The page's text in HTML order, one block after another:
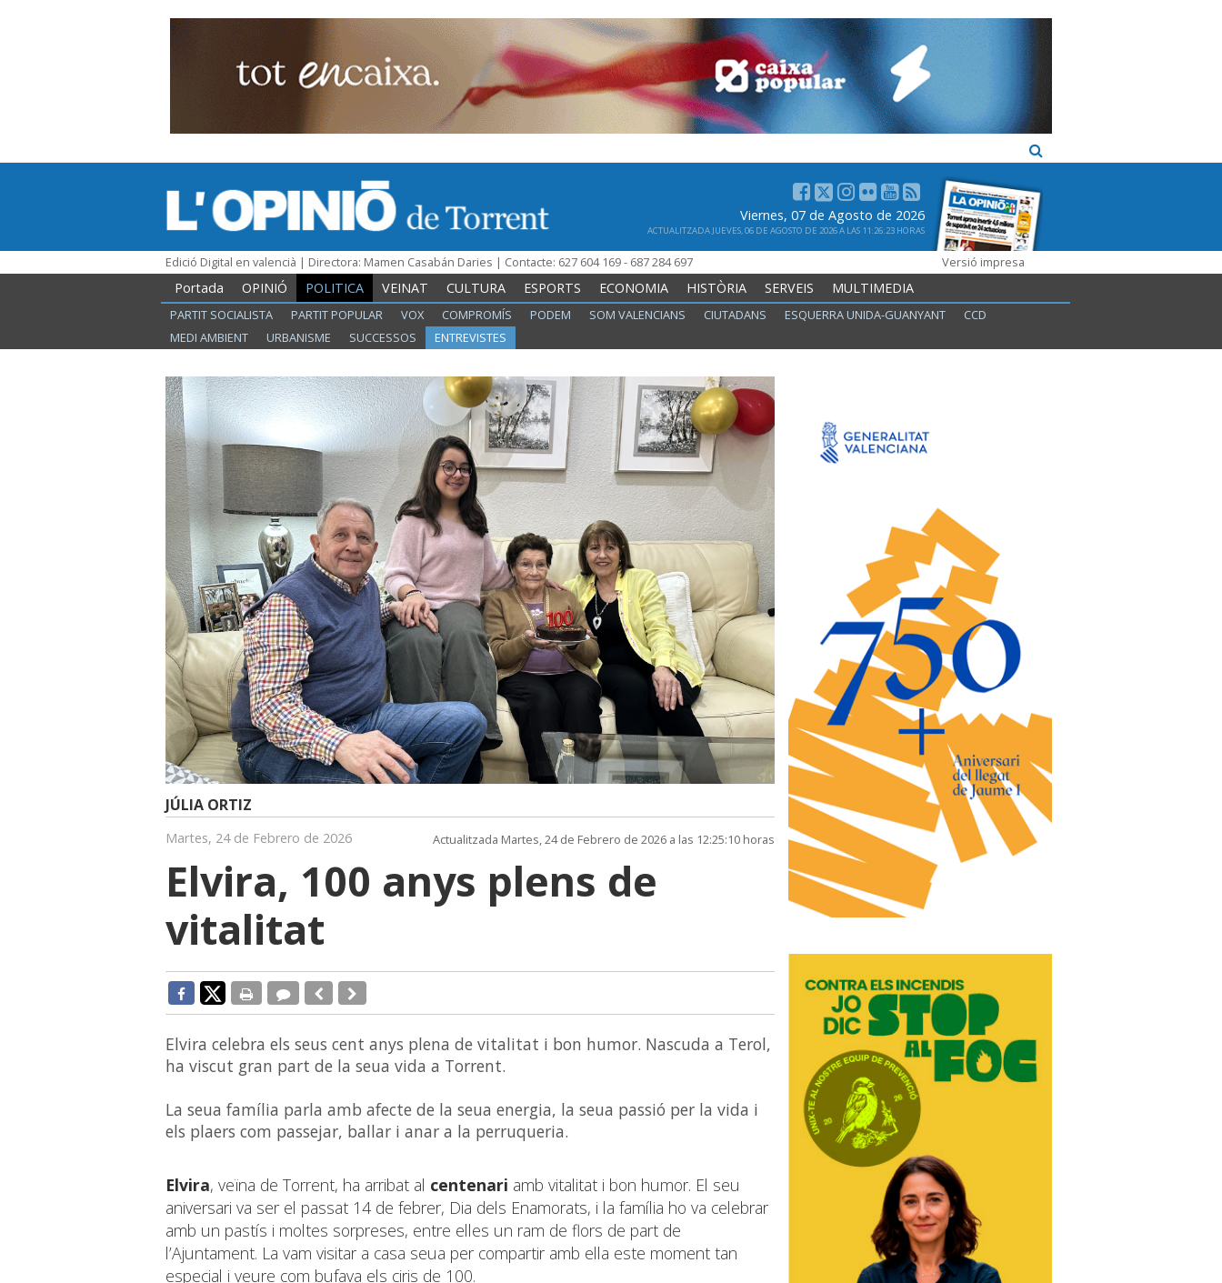
Viernes, 07 de Agosto de 2026
ACTUALITZADA JUEVES, 06 DE AGOSTO DE 2026 A LAS 11:26:23 HORAS
Edició Digital en valencià | Directora: Mamen Casabán Daries | Contacte: 627 604 169 - 687 284 697 Versió impresa
Portada OPINIÓ POLITICA VEINAT CULTURA ESPORTS ECONOMIA HISTÒRIA SERVEIS MULTIMEDIA
PARTIT SOCIALISTA PARTIT POPULAR VOX COMPROMÍS PODEM SOM VALENCIANS CIUTADANS ESQUERRA UNIDA-GUANYANT
CCD
MEDI AMBIENT
URBANISME SUCCESSOS ENTREVISTES
JÚLIA ORTIZ
Martes, 24 de Febrero de 2026 Actualitzada Martes, 24 de Febrero de 2026 a las 12:25:10 horas
Elvira, 100 anys plens de
vitalitat
Elvira celebra els seus cent anys plena de vitalitat i bon humor. Nascuda a Terol,
ha viscut gran part de la seua vida a Torrent.
La seua família parla amb afecte de la seua energia, la seua passió per la vida i
els plaers com passejar, ballar i anar a la perruqueria.
Elvira, veïna de Torrent, ha arribat al centenari amb vitalitat i bon humor. El seu
aniversari va ser el passat 14 de febrer, Dia dels Enamorats, i la família ho va celebrar
amb un pastís i moltes sorpreses, entre elles un ram de flors de part de
l’Ajuntament. La vam visitar a casa seua per compartir amb ella este moment tan
especial i veure com bufava els ciris de 100.